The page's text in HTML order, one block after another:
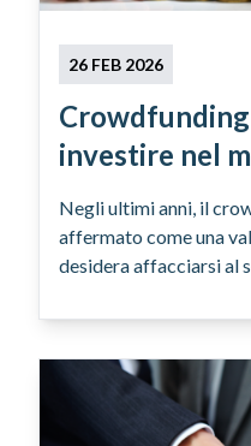
26 FEB 2026
investire nel
incombenze
Negli ultimi anni, il
affermato come una
desidera affacciarsi al
gestire direttamente